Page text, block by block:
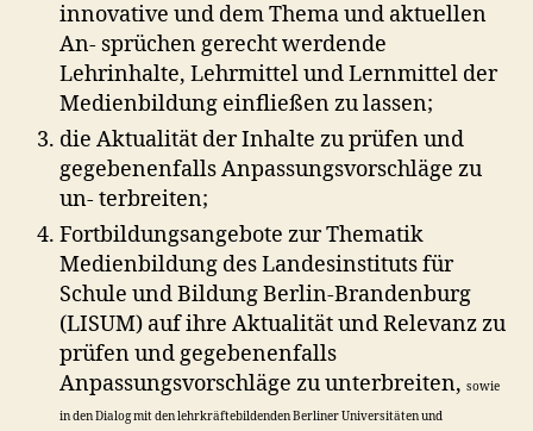
innovative und dem Thema und aktuellen
An- sprüchen gerecht werdende
Lehrinhalte, Lehrmittel und Lernmittel der
Medienbildung einfließen zu lassen;
die Aktualität der Inhalte zu prüfen und
gegebenenfalls Anpassungsvorschläge zu
un- terbreiten;
Fortbildungsangebote zur Thematik
Medienbildung des Landesinstituts für
Schule und Bildung Berlin-Brandenburg
(LISUM) auf ihre Aktualität und Relevanz zu
prüfen und gegebenenfalls
Anpassungsvorschläge zu unterbreiten, sowie
in den Dialog mit den lehrkräftebildenden Berliner Universitäten und